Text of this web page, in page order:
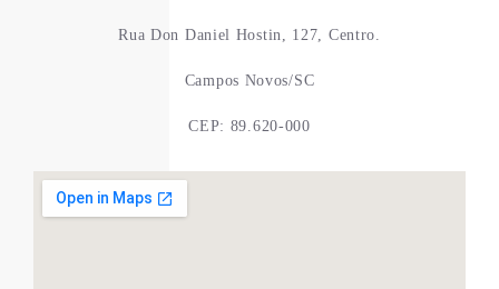
Rua Don Daniel Hostin, 127, Centro.
Campos Novos/SC
CEP: 89.620-000